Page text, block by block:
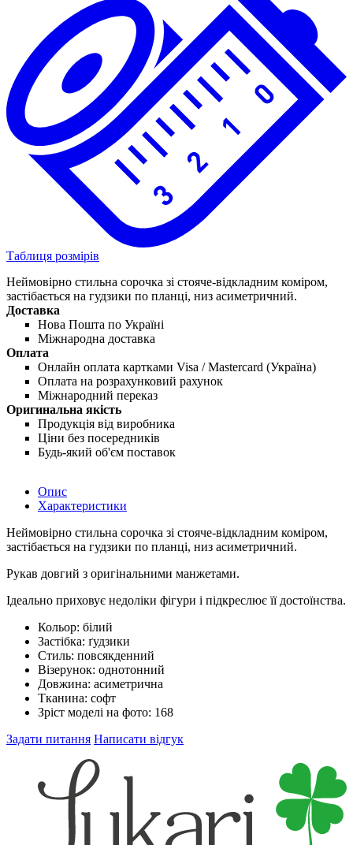
Таблиця розмірів
Неймовірно стильна сорочка зі стояче-відкладним коміром,
застібається на гудзики по планці, низ асиметричний.
Доставка
Нова Пошта по Україні
Міжнародна доставка
Оплата
Онлайн оплата картками Visa / Mastercard (Україна)
Оплата на розрахунковий рахунок
Міжнародний переказ
Оригинальна якість
Продукція від виробника
Ціни без посередників
Будь-який об'єм поставок
Опис
Характеристики
Неймовірно стильна сорочка зі стояче-відкладним коміром,
застібається на гудзики по планці, низ асиметричний.
Рукав довгий з оригінальними манжетами.
Ідеально приховує недоліки фігури і підкреслює її достоїнства.
Кольор: білий
Застібка: ґудзики
Стиль: повсякденний
Візерунок: однотонний
Довжина: асиметрична
Тканина: софт
Зріст моделі на фото: 168
Задати питання Написати відгук